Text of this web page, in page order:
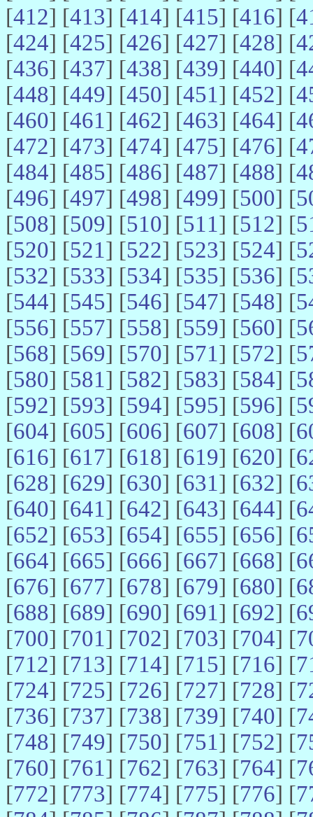
[412] [413] [414] [415] [416] [
[424] [425] [426] [427] [428] [
[436] [437] [438] [439] [440] [
[448] [449] [450] [451] [452] [
[460] [461] [462] [463] [464] [
[472] [473] [474] [475] [476] [
[484] [485] [486] [487] [488] [
[496] [497] [498] [499] [500] [
[508] [509] [510] [511] [512] [
[520] [521] [522] [523] [524] [
[532] [533] [534] [535] [536] [
[544] [545] [546] [547] [548] [
[556] [557] [558] [559] [560] [
[568] [569] [570] [571] [572] [
[580] [581] [582] [583] [584] [
[592] [593] [594] [595] [596] [
[604] [605] [606] [607] [608] [
[616] [617] [618] [619] [620] [
[628] [629] [630] [631] [632] [
[640] [641] [642] [643] [644] [
[652] [653] [654] [655] [656] [
[664] [665] [666] [667] [668] [
[676] [677] [678] [679] [680] [
[688] [689] [690] [691] [692] [
[700] [701] [702] [703] [704] [
[712] [713] [714] [715] [716] [
[724] [725] [726] [727] [728] [
[736] [737] [738] [739] [740] [
[748] [749] [750] [751] [752] [
[760] [761] [762] [763] [764] [
[772] [773] [774] [775] [776] [